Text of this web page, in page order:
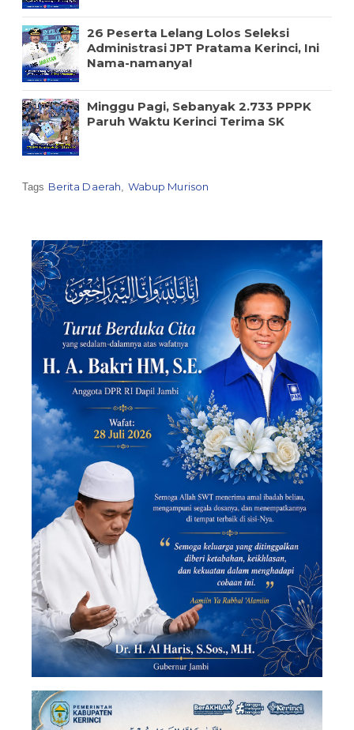
26 Peserta Lelang Lolos Seleksi
Administrasi JPT Pratama Kerinci, Ini
Nama-namanya!
Minggu Pagi, Sebanyak 2.733 PPPK
Paruh Waktu Kerinci Terima SK
Tags Berita Daerah Wabup Murison